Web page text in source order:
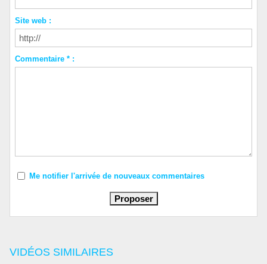
VIDÉOS SIMILAIRES
Site web :
Commentaire * :
Me notifier l'arrivée de nouveaux commentaires